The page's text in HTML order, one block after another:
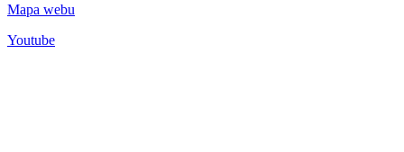
Mapa webu
Youtube